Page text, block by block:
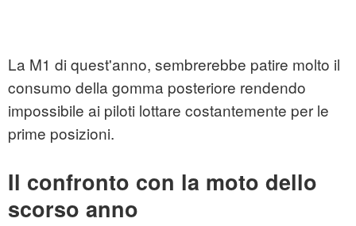
La M1 di quest'anno, sembrerebbe patire molto il
consumo della gomma posteriore rendendo
impossibile ai piloti lottare costantemente per le
prime posizioni.
Il confronto con la moto dello
scorso anno